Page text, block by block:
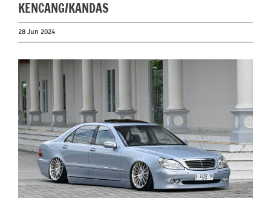
KENCANG/KANDAS
28 Jun 2024
View
Larger
Image